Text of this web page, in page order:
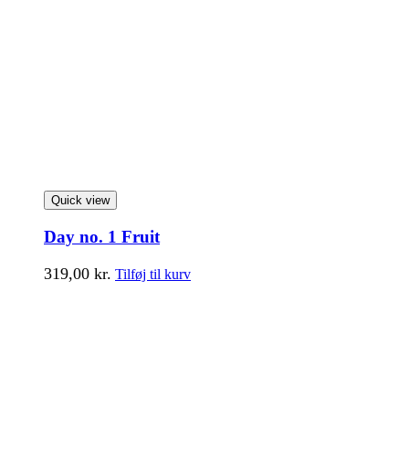
Quick view
Day no. 1 Fruit
319,00 kr. Tilføj til kurv